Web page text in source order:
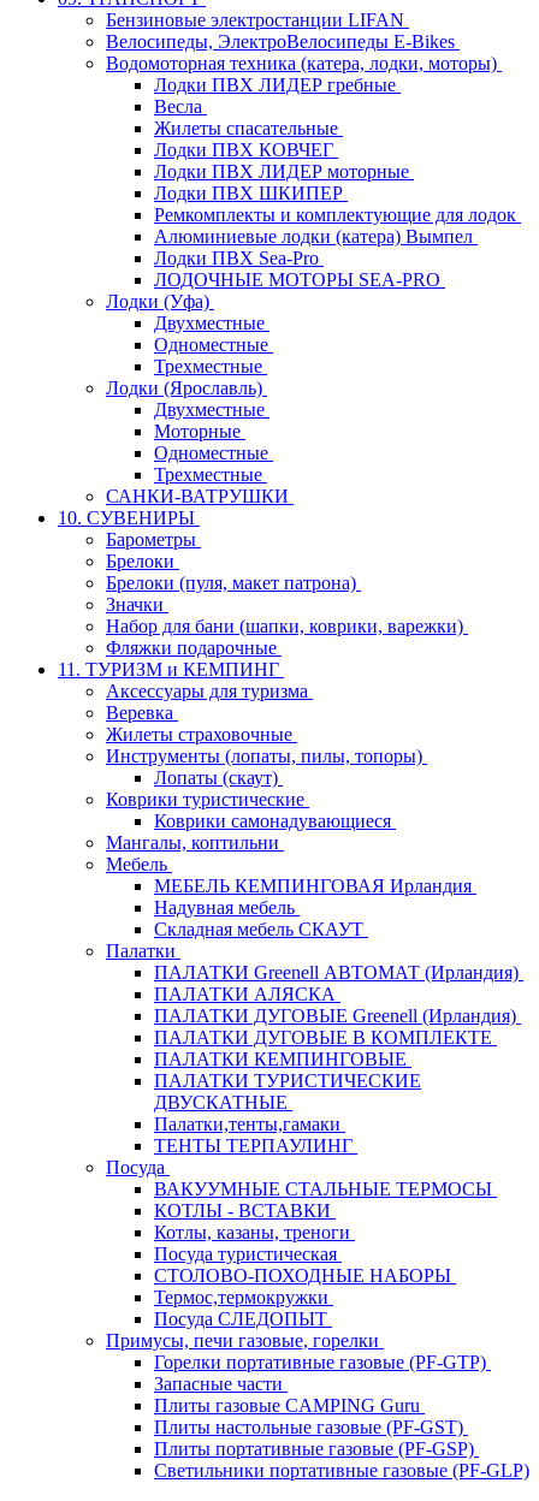
Бензиновые электростанции LIFAN
Велосипеды, ЭлектроВелосипеды E-Bikes
Водомоторная техника (катера, лодки, моторы)
Лодки ПВХ ЛИДЕР гребные
Весла
Жилеты спасательные
Лодки ПВХ КОВЧЕГ
Лодки ПВХ ЛИДЕР моторные
Лодки ПВХ ШКИПЕР
Ремкомплекты и комплектующие для лодок
Алюминиевые лодки (катера) Вымпел
Лодки ПВХ Sea-Pro
ЛОДОЧНЫЕ МОТОРЫ SEA-PRO
Лодки (Уфа)
Двухместные
Одноместные
Трехместные
Лодки (Ярославль)
Двухместные
Моторные
Одноместные
Трехместные
САНКИ-ВАТРУШКИ
10. СУВЕНИРЫ
Барометры
Брелоки
Брелоки (пуля, макет патрона)
Значки
Набор для бани (шапки, коврики, варежки)
Фляжки подарочные
11. ТУРИЗМ и КЕМПИНГ
Аксессуары для туризма
Веревка
Жилеты страховочные
Инструменты (лопаты, пилы, топоры)
Лопаты (скаут)
Коврики туристические
Коврики самонадувающиеся
Мангалы, коптильни
Мебель
МЕБЕЛЬ КЕМПИНГОВАЯ Ирландия
Надувная мебель
Складная мебель СКАУТ
Палатки
ПАЛАТКИ Greenell АВТОМАТ (Ирландия)
ПАЛАТКИ АЛЯСКА
ПАЛАТКИ ДУГОВЫЕ Greenell (Ирландия)
ПАЛАТКИ ДУГОВЫЕ В КОМПЛЕКТЕ
ПАЛАТКИ КЕМПИНГОВЫЕ
ПАЛАТКИ ТУРИСТИЧЕСКИЕ
ДВУСКАТНЫЕ
Палатки,тенты,гамаки
ТЕНТЫ ТЕРПАУЛИНГ
Посуда
ВАКУУМНЫЕ СТАЛЬНЫЕ ТЕРМОСЫ
КОТЛЫ - ВСТАВКИ
Котлы, казаны, треноги
Посуда туристическая
СТОЛОВО-ПОХОДНЫЕ НАБОРЫ
Термос,термокружки
Посуда СЛЕДОПЫТ
Примусы, печи газовые, горелки
Горелки портативные газовые (PF-GTP)
Запасные части
Плиты газовые CAMPING Guru
Плиты настольные газовые (PF-GST)
Плиты портативные газовые (PF-GSP)
Светильники портативные газовые (PF-GLP)